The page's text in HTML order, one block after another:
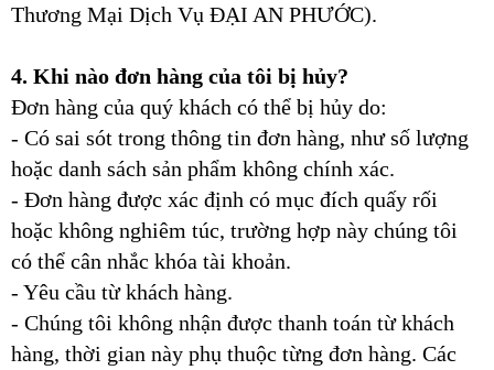
Thương Mại Dịch Vụ ĐẠI AN PHƯỚC).
4. Khi nào đơn hàng của tôi bị hủy?
Đơn hàng của quý khách có thể bị hủy do:
- Có sai sót trong thông tin đơn hàng, như số lượng
hoặc danh sách sản phẩm không chính xác.
- Đơn hàng được xác định có mục đích quấy rối
hoặc không nghiêm túc, trường hợp này chúng tôi
có thể cân nhắc khóa tài khoản.
- Yêu cầu từ khách hàng.
- Chúng tôi không nhận được thanh toán từ khách
hàng, thời gian này phụ thuộc từng đơn hàng. Các